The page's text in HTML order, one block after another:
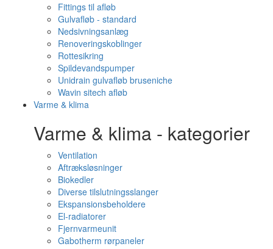
Fittings til afløb
Gulvafløb - standard
Nedsivningsanlæg
Renoveringskoblinger
Rottesikring
Spildevandspumper
Unidrain gulvafløb bruseniche
Wavin sitech afløb
Varme & klima
Varme & klima - kategorier
Ventilation
Aftræksløsninger
Biokedler
Diverse tilslutningsslanger
Ekspansionsbeholdere
El-radiatorer
Fjernvarmeunit
Gabotherm rørpaneler